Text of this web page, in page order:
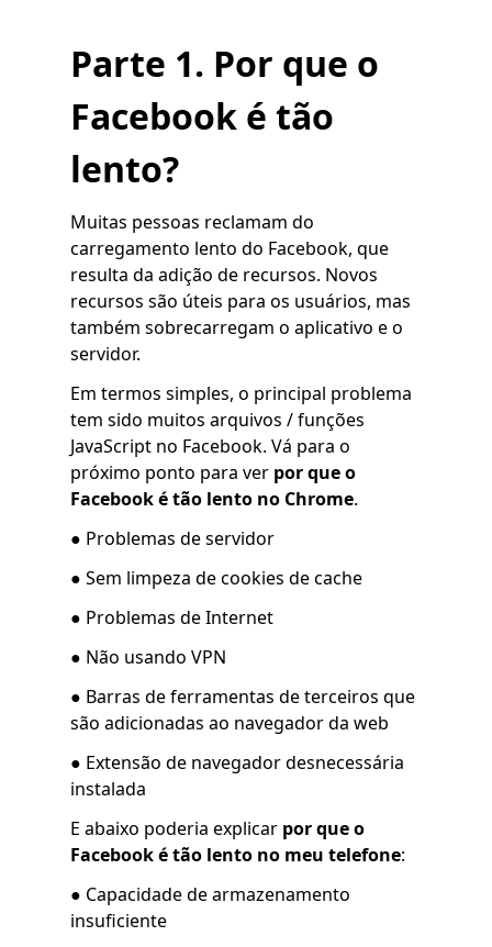
Parte 1. Por que o
Facebook é tão
lento?
Muitas pessoas reclamam do
carregamento lento do Facebook, que
resulta da adição de recursos. Novos
recursos são úteis para os usuários, mas
também sobrecarregam o aplicativo e o
servidor.
Em termos simples, o principal problema
tem sido muitos arquivos / funções
JavaScript no Facebook. Vá para o
próximo ponto para ver por que o
Facebook é tão lento no Chrome.
● Problemas de servidor
● Sem limpeza de cookies de cache
● Problemas de Internet
● Não usando VPN
● Barras de ferramentas de terceiros que
são adicionadas ao navegador da web
● Extensão de navegador desnecessária
instalada
E abaixo poderia explicar por que o
Facebook é tão lento no meu telefone:
● Capacidade de armazenamento
insuficiente